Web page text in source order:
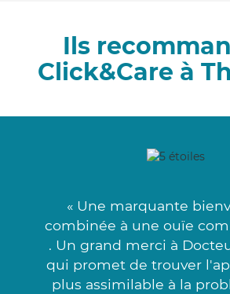
Ils
Click&Care à
« Une marquante
combinée à une ouïe
. Un grand merci à
qui promet de trouver
plus assimilable à la